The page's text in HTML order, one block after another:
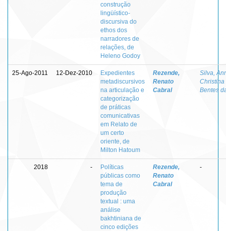
construção
lingüístico-
discursiva do
ethos dos
narradores de
relações, de
Heleno Godoy
25-Ago-2011 12-Dez-2010
Expedientes
metadiscursivos
na articulação e
categorização
de práticas
comunicativas
em Relato de
um certo
oriente, de
Milton Hatoum
Rezende,
Renato
Cabral
Silva,
Christina
Bentes
2018 -
Políticas
públicas como
tema de
produção
textual : uma
análise
bakhtiniana de
cinco edições
Rezende,
Renato
Cabral
-